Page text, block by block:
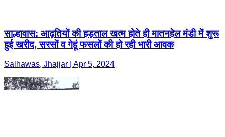
साल्हावास: आढ़तियों की हड़ताल खत्म होते ही मातनहेल मंडी में शुरू
हुई खरीद, सरसों व गेहूं फसलों की हो रही भारी आवक
Salhawas, Jhajjar | Apr 5, 2024